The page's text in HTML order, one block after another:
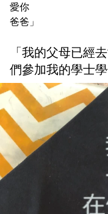
愛你
爸爸」
「我的父母已經
們參加我的學士學